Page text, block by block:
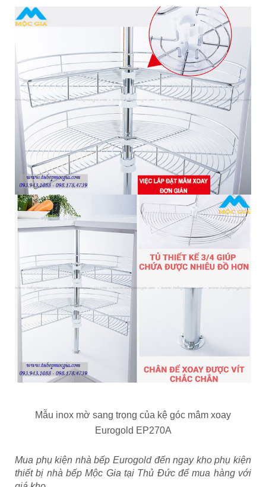
Mẫu inox mờ sang trọng của kệ góc mâm xoay
Eurogold EP270A
Mua phụ kiện nhà bếp Eurogold đến ngay kho phụ kiện
thiết bị nhà bếp Mộc Gia tại Thủ Đức để mua hàng với